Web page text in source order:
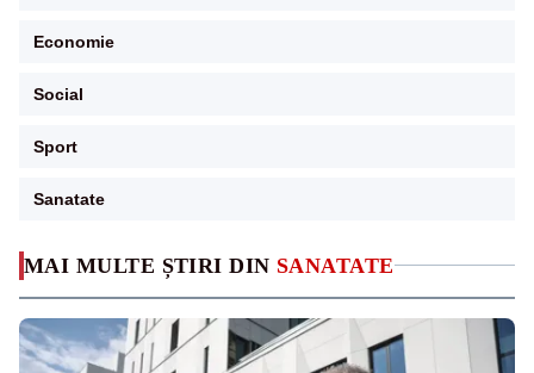
MAI MULTE ȘTIRI DIN SANATATE
Economie
Social
Sport
Sanatate